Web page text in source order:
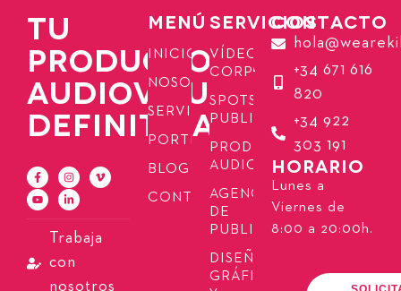
TU
PRODUCTORA
AUDIOVISUAL
DEFINITIVA
Trabaja
con
nosotros
MENÚ
INICIO
NOSOTROS
SERVICIOS
PORTFOLIO
BLOG
CONTACTO
SERVICIOS
VÍDEOS
CORPORATIVOS
SPOTS
PUBLICITARIOS
PRODUCCIÓN
AUDIOVISUAL
AGENCIA
DE
PUBLICIDAD
DISEÑO
GRÁFICO
CONTACTO
+34 671 616
820
+34 922
303 191
HORARIO
Lunes a
Viernes de
8:00 a 20:00h.